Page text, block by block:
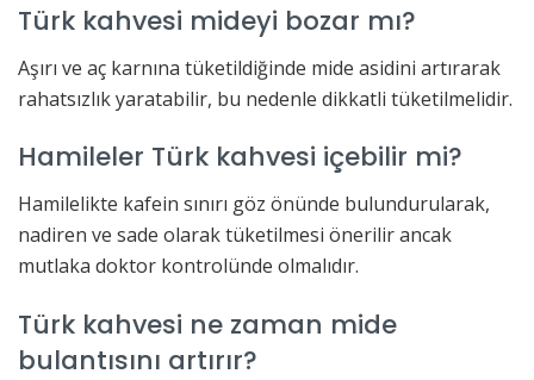
Türk kahvesi mideyi bozar mı?
Aşırı ve aç karnına tüketildiğinde mide asidini artırarak
rahatsızlık yaratabilir, bu nedenle dikkatli tüketilmelidir.
Hamileler Türk kahvesi içebilir mi?
Hamilelikte kafein sınırı göz önünde bulundurularak,
nadiren ve sade olarak tüketilmesi önerilir ancak
mutlaka doktor kontrolünde olmalıdır.
Türk kahvesi ne zaman mide
bulantısını artırır?